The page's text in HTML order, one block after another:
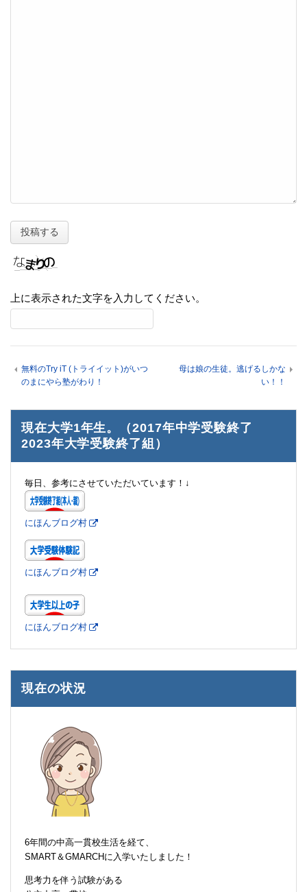
上に表示された文字を入力してください。
無料のTry iT (トライイット)がいつ
のまにやら塾がわり！
母は娘の生徒。逃げるしかな
い！！
現在大学1年生。（2017年中学受験終了
2023年大学受験終了組）
毎日、参考にさせていただいています！↓
にほんブログ村
にほんブログ村
にほんブログ村
現在の状況
6年間の中高一貫校生活を経て、
SMART＆GMARCHに入学いたしました！
思考力を伴う試験がある